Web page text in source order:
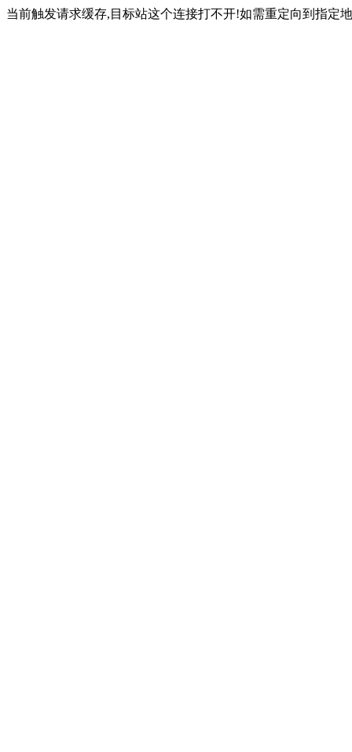
当前触发请求缓存,目标站这个连接打不开!如需重定向到指定